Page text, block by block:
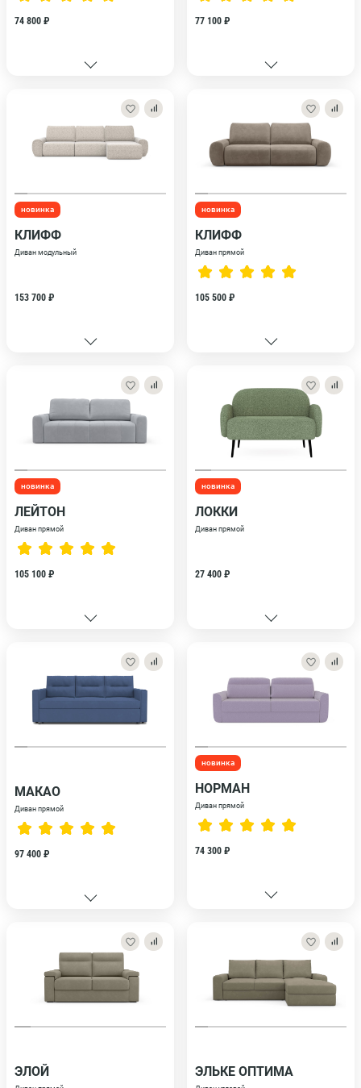
74 800 ₽ 77 100 ₽
новинка
КЛИФФ
Диван модульный
153 700 ₽
новинка
КЛИФФ
Диван прямой
105 500 ₽
новинка
ЛЕЙТОН
Диван прямой
105 100 ₽
новинка
ЛОККИ
Диван прямой
27 400 ₽
МАКАО
Диван прямой
97 400 ₽
новинка
НОРМАН
Диван прямой
74 300 ₽
ЭЛОЙ ЭЛЬКЕ ОПТИМА